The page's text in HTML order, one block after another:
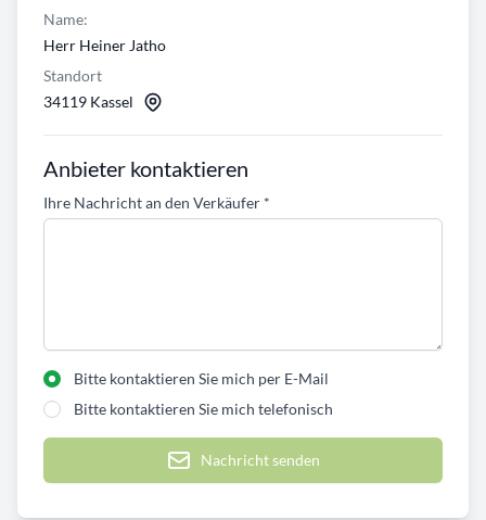
Name:
Herr Heiner Jatho
Standort
34119 Kassel
Anbieter kontaktieren
Ihre Nachricht an den Verkäufer *
Bitte kontaktieren Sie mich per E-Mail
Bitte kontaktieren Sie mich telefonisch
Nachricht senden